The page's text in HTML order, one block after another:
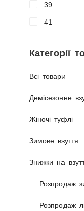
39
41
Категорії
Всі товари
Демісезонне
Жіночі туфлі
Зимове взуття
Знижки на
Розпродаж
Розпродаж